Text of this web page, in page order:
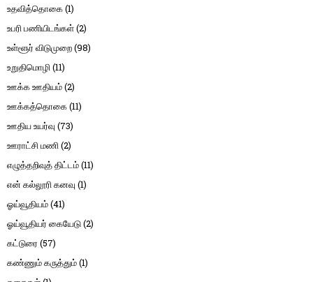
உதவித்தொகை(1)
உபரி பணியிடங்கள்(2)
உள்ளூர் விடுமுறை(98)
உறுதிமொழி(11)
ஊக்க ஊதியம்(2)
ஊக்கத்தொகை(11)
ஊதிய உயர்வு (73)
ஊராட்சி மணி(2)
எழுத்தறிவுத் திட்டம்(11)
என் கல்லூரி கனவு (1)
ஓய்வூதியம்(41)
ஓய்வூதியர் கையேடு(2)
கட்டுரை (57)
கண்ணும் கருத்தும்(1)